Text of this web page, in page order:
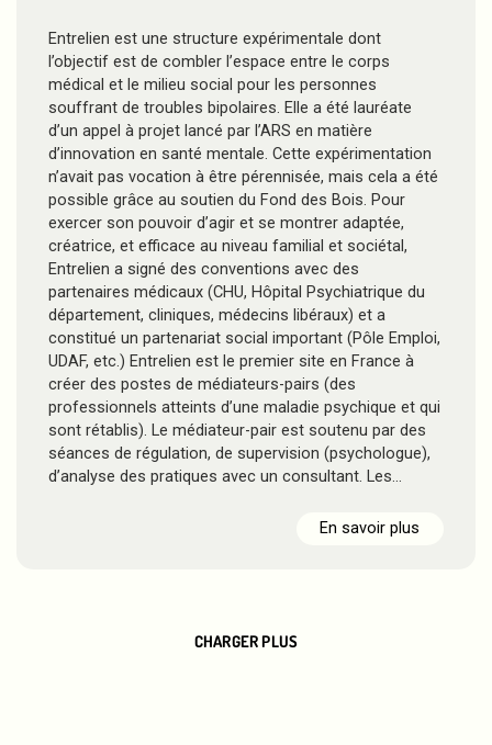
Entrelien est une structure expérimentale dont
l’objectif est de combler l’espace entre le corps
médical et le milieu social pour les personnes
souffrant de troubles bipolaires. Elle a été lauréate
d’un appel à projet lancé par l’ARS en matière
d’innovation en santé mentale. Cette expérimentation
n’avait pas vocation à être pérennisée, mais cela a été
possible grâce au soutien du Fond des Bois. Pour
exercer son pouvoir d’agir et se montrer adaptée,
créatrice, et efficace au niveau familial et sociétal,
Entrelien a signé des conventions avec des
partenaires médicaux (CHU, Hôpital Psychiatrique du
département, cliniques, médecins libéraux) et a
constitué un partenariat social important (Pôle Emploi,
UDAF, etc.) Entrelien est le premier site en France à
créer des postes de médiateurs-pairs (des
professionnels atteints d’une maladie psychique et qui
sont rétablis). Le médiateur-pair est soutenu par des
séances de régulation, de supervision (psychologue),
d’analyse des pratiques avec un consultant. Les…
En savoir plus
CHARGER PLUS